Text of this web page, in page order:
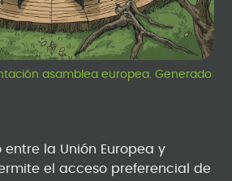
asamblea europea. Generado
entre la Unión Europea y
el acceso preferencial de